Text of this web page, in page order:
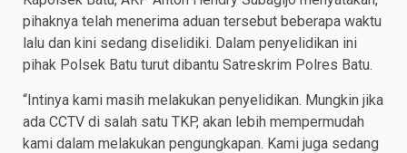
pihaknya telah menerima aduan tersebut beberapa waktu
lalu dan kini sedang diselidiki. Dalam penyelidikan ini
pihak Polsek Batu turut dibantu Satreskrim Polres Batu.
“Intinya kami masih melakukan penyelidikan. Mungkin jika
ada CCTV di salah satu TKP, akan lebih mempermudah
kami dalam melakukan pengungkapan. Kami juga sedang